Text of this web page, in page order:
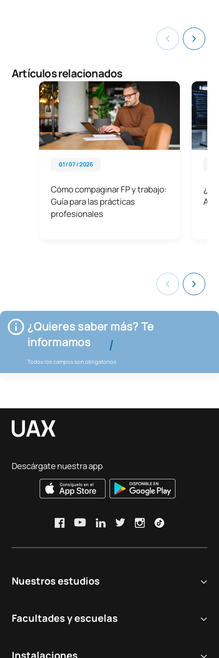
Artículos relacionados
01 / 07 / 2026
Cómo compaginar FP y trabajo:
Guía para las prácticas
profesionales
¿Quieres saber más? Te
informamos
Todos los campos son obligatorios
Nuestros estudios
Grados Universitarios
Facultades y escuelas
Instalaciones
Descárgate nuestra app